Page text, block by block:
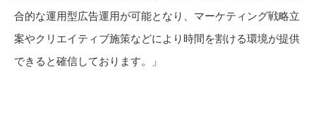
合的な運用型広告運用が可能となり、マーケティング戦略立
案やクリエイティブ施策などにより時間を割ける環境が提供
できると確信しております。」